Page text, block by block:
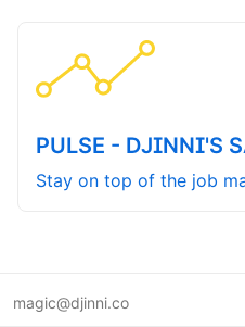
PULSE - DJINNI'S
Stay on top of the job
magic@djinni.co